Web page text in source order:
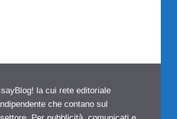
la cui rete editoriale
che contano sul